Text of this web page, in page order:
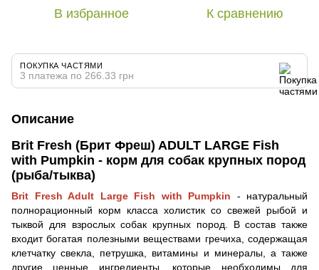
В избранное К сравнению
ПОКУПКА ЧАСТЯМИ
3 платежа по 266.33 грн
Описание
Brit Fresh (Брит Фреш) ADULT LARGE Fish
with Pumpkin - корм для собак крупных пород
(рыба/тыква)
Brit Fresh Adult Large Fish with Pumpkin - натуральный
полнорационный корм класса холистик со свежей рыбой и
тыквой для взрослых собак крупных пород. В состав также
входит богатая полезными веществами гречиха, содержащая
клетчатку свекла, петрушка, витамины и минералы, а также
другие ценные ингредиенты, которые необходимы для